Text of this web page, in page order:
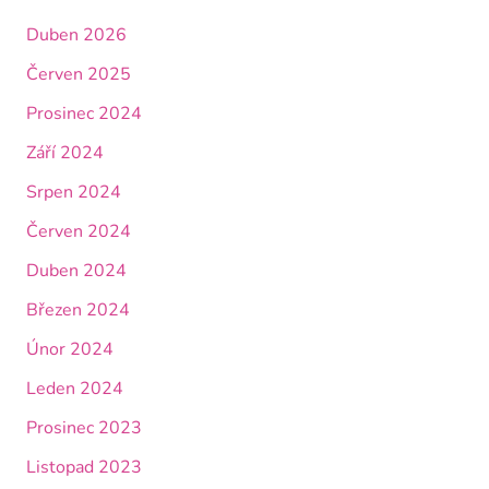
Duben 2026
Červen 2025
Prosinec 2024
Září 2024
Srpen 2024
Červen 2024
Duben 2024
Březen 2024
Únor 2024
Leden 2024
Prosinec 2023
Listopad 2023